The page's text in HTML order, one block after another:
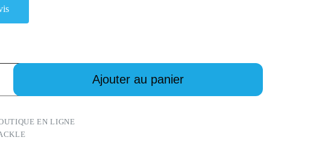
Ajouter au panier
EN LIGNE